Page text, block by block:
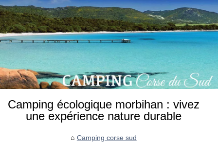
Camping écologique morbihan : vivez
une expérience nature durable
Camping corse sud